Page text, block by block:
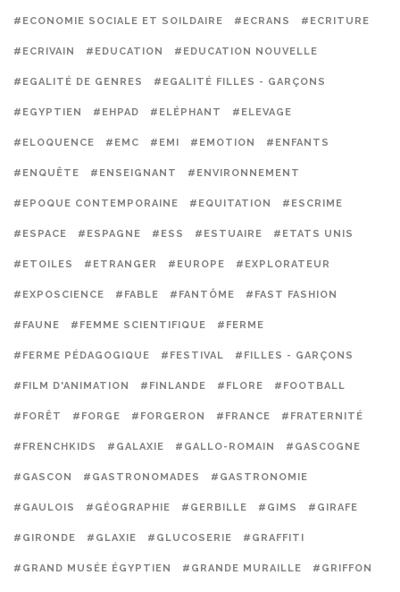
#ECONOMIE SOCIALE ET SOILDAIRE #ECRANS #ECRITURE
#ECRIVAIN #EDUCATION #EDUCATION NOUVELLE
#EGALITÉ DE GENRES #EGALITÉ FILLES - GARÇONS
#EGYPTIEN #EHPAD #ELÉPHANT #ELEVAGE
#ELOQUENCE #EMC #EMI #EMOTION #ENFANTS
#ENQUÊTE #ENSEIGNANT #ENVIRONNEMENT
#EPOQUE CONTEMPORAINE #EQUITATION #ESCRIME
#ESPACE #ESPAGNE #ESS #ESTUAIRE #ETATS UNIS
#ETOILES #ETRANGER #EUROPE #EXPLORATEUR
#EXPOSCIENCE #FABLE #FANTÔME #FAST FASHION
#FAUNE #FEMME SCIENTIFIQUE #FERME
#FERME PÉDAGOGIQUE #FESTIVAL #FILLES - GARÇONS
#FILM D'ANIMATION #FINLANDE #FLORE #FOOTBALL
#FORÊT #FORGE #FORGERON #FRANCE #FRATERNITÉ
#FRENCHKIDS #GALAXIE #GALLO-ROMAIN #GASCOGNE
#GASCON #GASTRONOMADES #GASTRONOMIE
#GAULOIS #GÉOGRAPHIE #GERBILLE #GIMS #GIRAFE
#GIRONDE #GLAXIE #GLUCOSERIE #GRAFFITI
#GRAND MUSÉE ÉGYPTIEN #GRANDE MURAILLE #GRIFFON